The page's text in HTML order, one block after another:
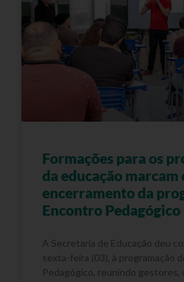
Formações para os
da educação marcam
encerramento da
Encontro Pedagógico
A Secretaria de Educação deu
sexta-feira (03), à programação
Pedagógico, reunindo gestores,